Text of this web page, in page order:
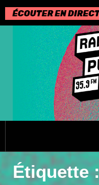
Passer
au
contenu
Étiquette :